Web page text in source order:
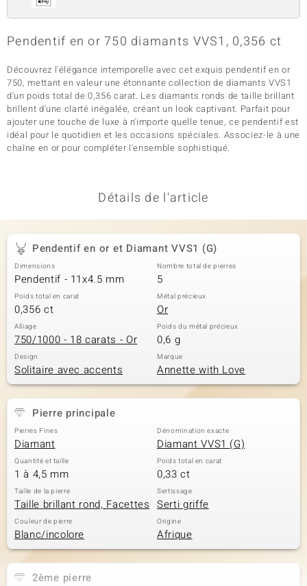
Pendentif en or 750 diamants VVS1, 0,356 ct
Découvrez l'élégance intemporelle avec cet exquis pendentif en or
750, mettant en valeur une étonnante collection de diamants VVS1
d'un poids total de 0,356 carat. Les diamants ronds de taille brillant
brillent d'une clarté inégalée, créant un look captivant. Parfait pour
ajouter une touche de luxe à n'importe quelle tenue, ce pendentif est
idéal pour le quotidien et les occasions spéciales. Associez-le à une
chaîne en or pour compléter l'ensemble sophistiqué.
Détails de l'article
Pendentif en or et Diamant VVS1 (G)
Dimensions
Pendentif - 11x4.5 mm
Nombre total de pierres
5
Poids total en carat
0,356 ct
Métal précieux
Or
Alliage
750/1000 - 18 carats - Or
Poids du métal précieux
0,6 g
Design
Solitaire avec accents
Marque
Annette with Love
Pierre principale
Pierres Fines
Diamant
Dénomination exacte
Diamant VVS1 (G)
Quantité et taille
1 à 4,5 mm
Poids total en carat
0,33 ct
Taille de la pierre
Taille brillant rond, Facettes
Sertissage
Serti griffe
Couleur de pierre
Blanc/incolore
Origine
Afrique
2ème pierre